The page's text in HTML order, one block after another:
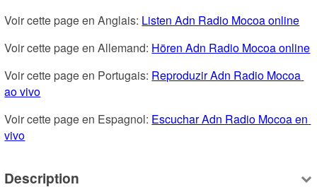
Voir cette page en Anglais: Listen Adn Radio Mocoa online
Voir cette page en Allemand: Hören Adn Radio Mocoa online
Voir cette page en Portugais: Reproduzir Adn Radio Mocoa
ao vivo
Voir cette page en Espagnol: Escuchar Adn Radio Mocoa en
vivo
Description